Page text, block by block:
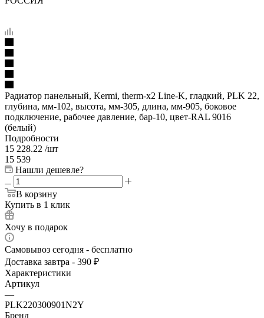
Радиатор панельный, Kermi, therm-x2 Line-K, гладкий, PLK 22,
глубина, мм-102, высота, мм-305, длина, мм-905, боковое
подключение, рабочее давление, бар-10, цвет-RAL 9016
(белый)
Подробности
15 228.22 /шт
15 539
Нашли дешевле?
В корзину
Купить в 1 клик
Хочу в подарок
Самовывоз сегодня - бесплатно
Доставка завтра - 390 ₽
Характеристики
Артикул
—
PLK220300901N2Y
Бренд